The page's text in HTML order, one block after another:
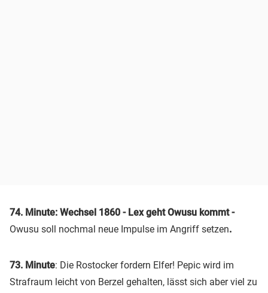
74. Minute: Wechsel 1860 - Lex geht Owusu kommt -
Owusu soll nochmal neue Impulse im Angriff setzen.
73. Minute: Die Rostocker fordern Elfer! Pepic wird im
Strafraum leicht von Berzel gehalten, lässt sich aber viel zu